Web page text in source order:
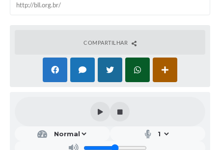
http://bll.org.br/
COMPARTILHAR